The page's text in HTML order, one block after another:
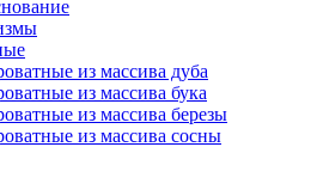
из массива дуба
из массива бука
из массива березы
из массива сосны